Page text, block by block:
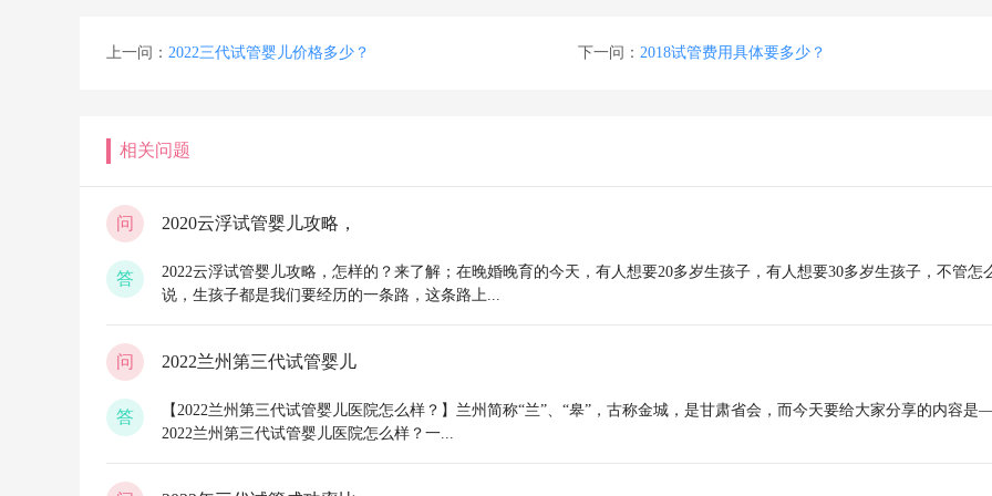
上一问： 2022三代试管婴儿价格多少？ 下一问： 2018试管费用具体要多少？
相关问题
问 2020云浮试管婴儿攻略，
答
2022云浮试管婴儿攻略，怎样的？来了解；在晚婚晚育的今天，有人想要20多岁生孩子，有人想要30多岁生孩子，不管怎
说，生孩子都是我们要经历的一条路，这条路上...
问 2022兰州第三代试管婴儿
答
【2022兰州第三代试管婴儿医院怎么样？】兰州简称“兰”、“皋”，古称金城，是甘肃省会，而今天要给大家分享的内容
2022兰州第三代试管婴儿医院怎么样？一...